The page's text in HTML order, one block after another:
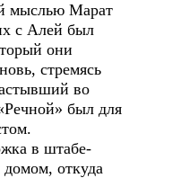
мыслью Марат
с Алей был
они
стремясь
во
был для
в штабе-
домом, откуда